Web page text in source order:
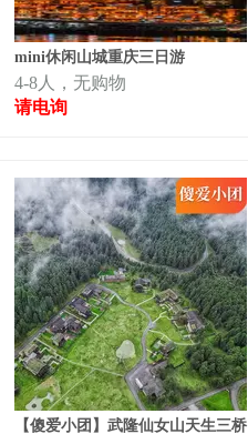
mini休闲山城重庆三日游
4-8人，无购物
请电询
【傻爱小团】武隆仙女山天生三桥